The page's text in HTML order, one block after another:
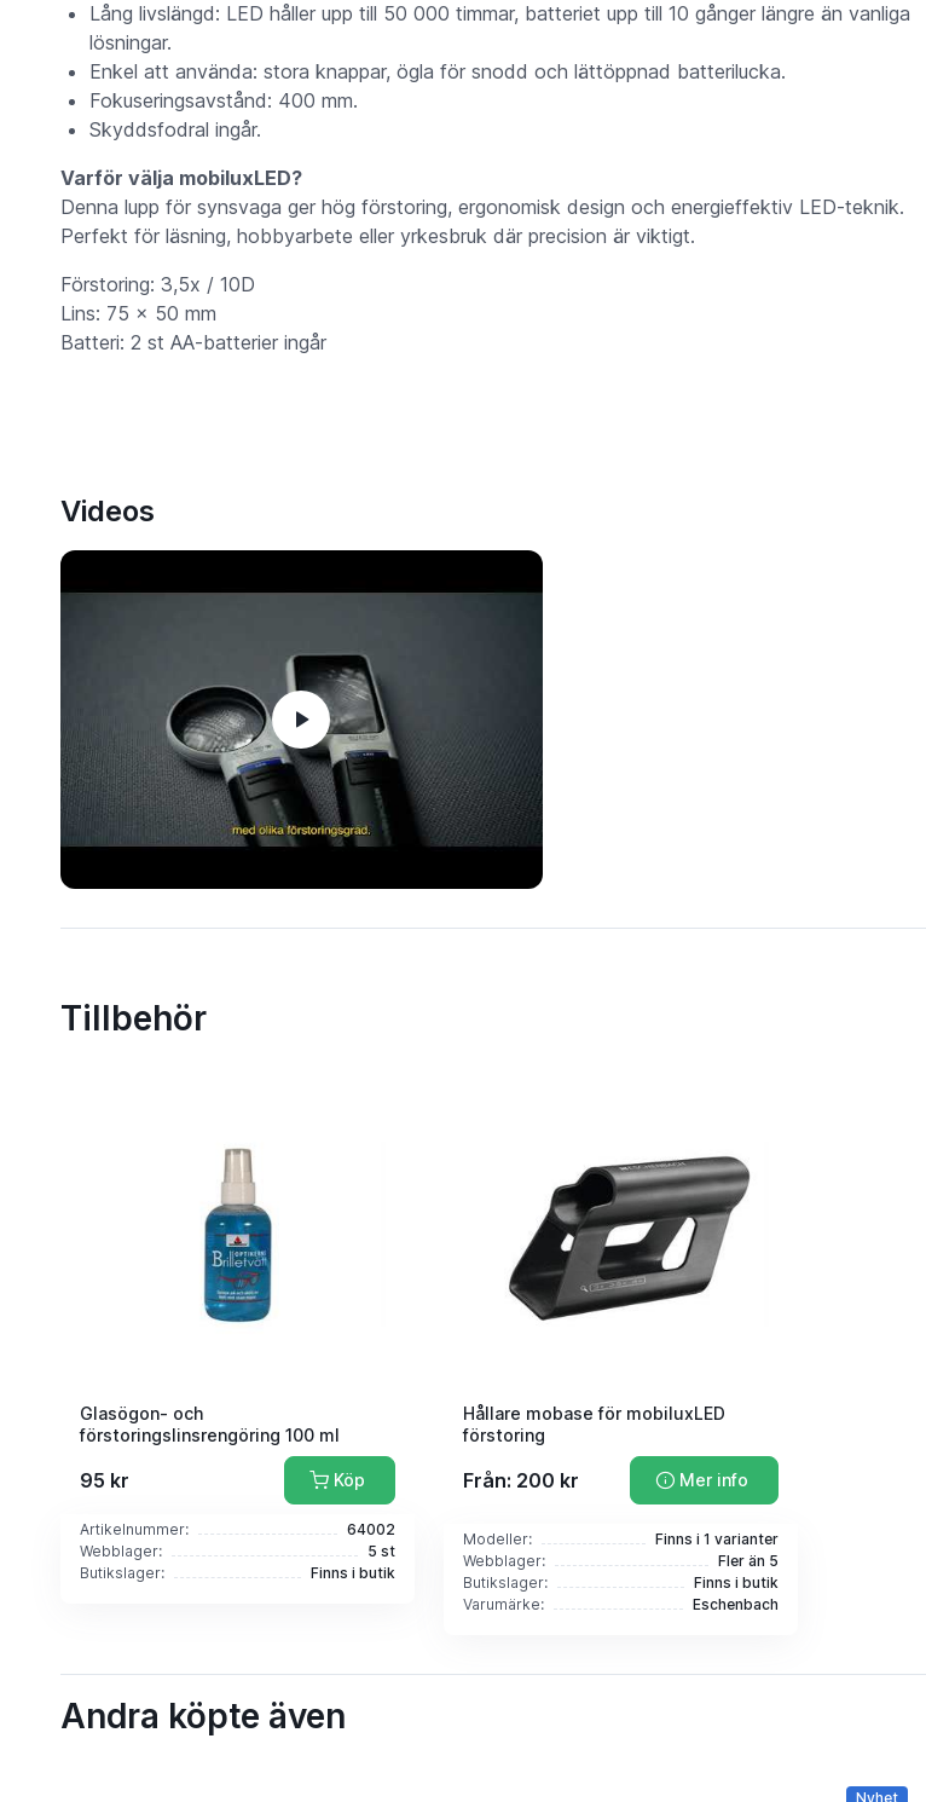
Lång livslängd: LED håller upp till 50 000 timmar, batteriet upp till 10 gånger längre än vanliga
lösningar.
Enkel att använda: stora knappar, ögla för snodd och lättöppnad batterilucka.
Fokuseringsavstånd: 400 mm.
Skyddsfodral ingår.
Varför välja mobiluxLED?
Denna lupp för synsvaga ger hög förstoring, ergonomisk design och energieffektiv LED-teknik.
Perfekt för läsning, hobbyarbete eller yrkesbruk där precision är viktigt.
Förstoring: 3,5x / 10D
Lins: 75 x 50 mm
Batteri: 2 st AA-batterier ingår
Videos
Tillbehör
Glasögon- och
förstoringslinsrengöring 100 ml
95 kr Köp
Artikelnummer:
64002
Webblager:
5 st
Butikslager:
Finns i butik
Hållare mobase för mobiluxLED
förstoring
Från: 200 kr Mer info
Modeller:
Finns i 1 varianter
Webblager:
Fler än 5
Butikslager:
Finns i butik
Varumärke:
Eschenbach
Andra köpte även
Nyhet